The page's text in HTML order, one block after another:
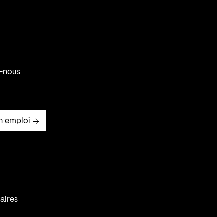
nous
emploi